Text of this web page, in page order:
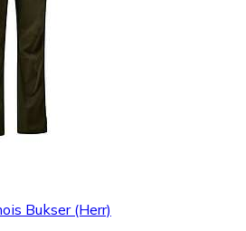
Bukser (Herr)